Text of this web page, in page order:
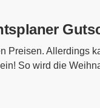
Preisen. Allerdings
So wird die